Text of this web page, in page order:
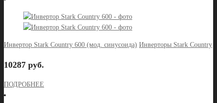
Инвертор Stark Country 600 (мод. синусоида) Инверторы Stark Country
10287 руб.
ПОДРОБНЕЕ